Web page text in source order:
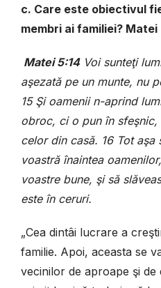
c. Care este obiectivul
membri ai familiei? Matei
Matei 5:14Voi sunteţi
aşezată pe un munte, nu
15 Şi oamenii n-aprind
obroc, ci o pun în sfeşnic,
celor din casă. 16 Tot aşa
voastră înaintea
voastre bune, şi să
este în ceruri.
„Cea dintâi lucrare a
familie. Apoi, aceasta se
vecinilor de aproape şi de